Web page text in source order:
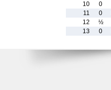
10
0
11
0
12
½
13
0